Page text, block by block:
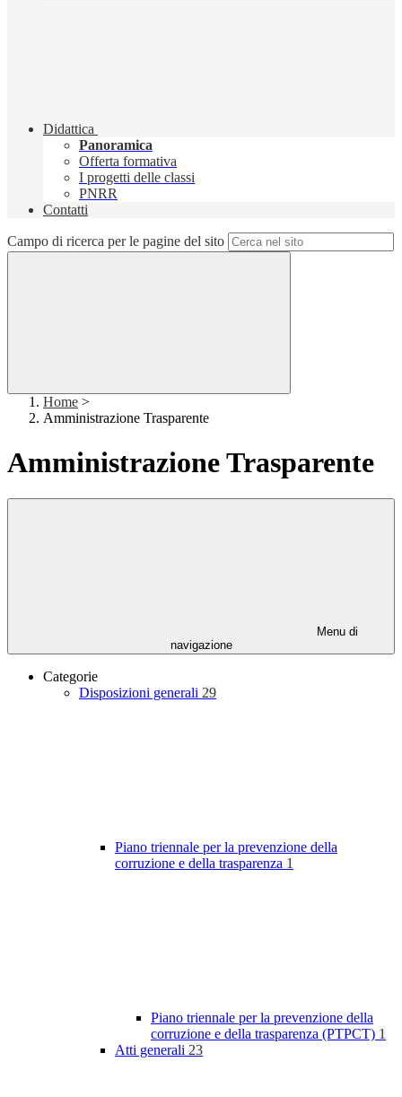
Didattica
Panoramica
Offerta formativa
I progetti delle classi
PNRR
Contatti
Campo di ricerca per le pagine del sito
Home >
Amministrazione Trasparente
Amministrazione Trasparente
Menu di
navigazione
Categorie
Disposizioni generali 29
Piano triennale per la prevenzione della
corruzione e della trasparenza 1
Piano triennale per la prevenzione della
corruzione e della trasparenza (PTPCT) 1
Atti generali 23